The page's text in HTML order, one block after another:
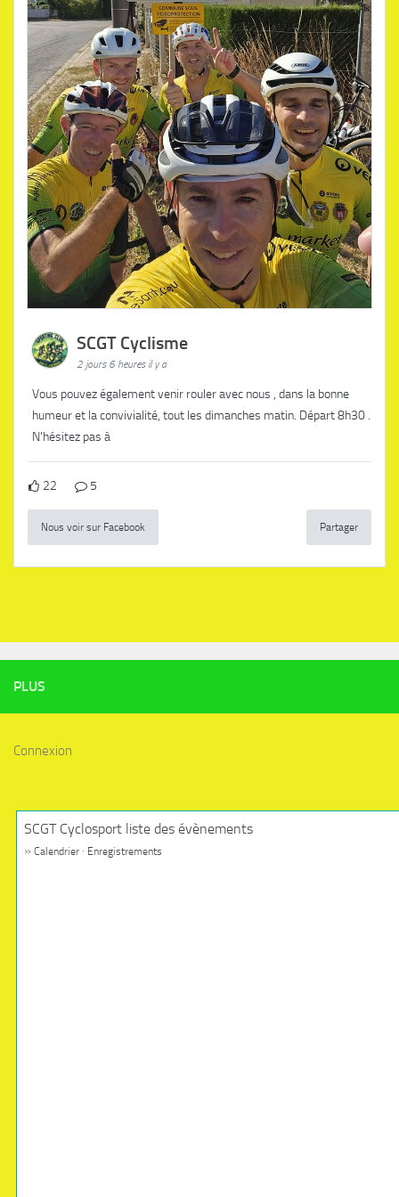
SCGT Cyclisme
2 jours 6 heures il y a
Vous pouvez également venir rouler avec nous , dans la bonne
humeur et la convivialité, tout les dimanches matin. Départ 8h30 .
N'hésitez pas à
22 5
Nous voir sur Facebook Partager
PLUS
Connexion
SCGT Cyclosport liste des évènements
» Calendrier · Enregistrements